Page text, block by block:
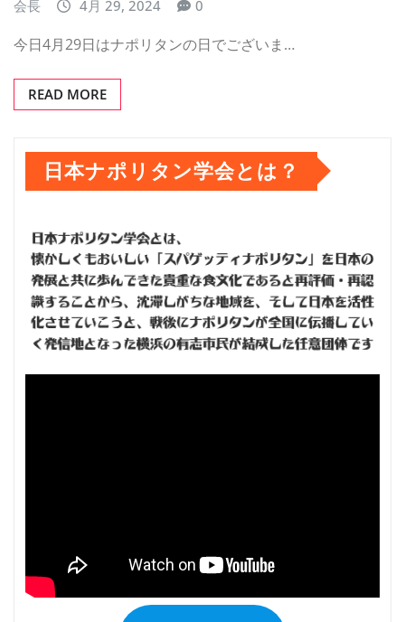
会長 4月 29, 2024 0
今日4月29日はナポリタンの日でございま…
READ MORE
日本ナポリタン学会とは？